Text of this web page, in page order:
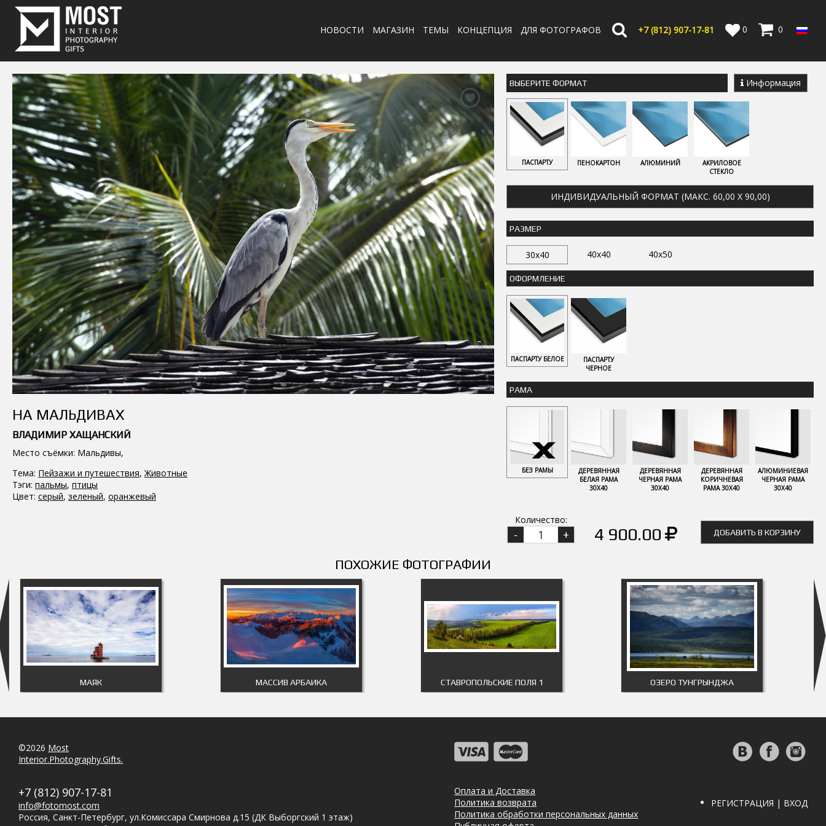
НОВОСТИ МАГАЗИН ТЕМЫ КОНЦЕПЦИЯ ДЛЯ ФОТОГРАФОВ +7 (812) 907-17-81 0 0
НА МАЛЬДИВАХ
ВЛАДИМИР ХАЩАНСКИЙ
Место съёмки: Мальдивы,
Тема: Пейзажи и путешествия,Животные
Тэги: пальмы, птицы
Цвет: серый, зеленый, оранжевый
ВЫБЕРИТЕ ФОРМАТ Информация
ПАСПАРТУ ПЕНОКАРТОН АЛЮМИНИЙ
АКРИЛОВОЕ
СТЕКЛО
ИНДИВИДУАЛЬНЫЙ ФОРМАТ (МАКС. 60,00 X 90,00)
РАЗМЕР
30x40 40x40 40x50
ОФОРМЛЕНИЕ
ПАСПАРТУ БЕЛОЕ
ПАСПАРТУ
ЧЕРНОЕ
РАМА
БЕЗ РАМЫ
ДЕРЕВЯННАЯ
БЕЛАЯ РАМА
30Х40
ДЕРЕВЯННАЯ
ЧЕРНАЯ РАМА
30Х40
ДЕРЕВЯННАЯ
КОРИЧНЕВАЯ
РАМА 30Х40
АЛЮМИНИЕВАЯ
ЧЕРНАЯ РАМА
30Х40
Количество:
4 900.00 ДОБАВИТЬ В КОРЗИНУ
ПОХОЖИЕ ФОТОГРАФИИ
МАЯК МАССИВ АРБАИКА СТАВРОПОЛЬСКИЕ ПОЛЯ 1 ОЗЕРО ТУНГРЫНДЖА
©2026 Most
Interior.Photography.Gifts.
Оплата и Доставка
Политика возврата
Политика обработки персональных данных
+7 (812) 907-17-81
info@fotomost.com
Россия, Санкт-Петербург, ул.Комиссара Смирнова д.15 (ДК Выборгский 1 этаж)
РЕГИСТРАЦИЯ | ВХОД